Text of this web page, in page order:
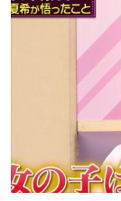
3回ほど。 小さ
那に泣きついて
ト